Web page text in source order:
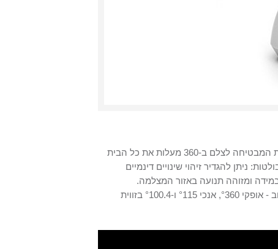
ה-Xiaomi Mi Home Security Camera 360° היא מצלמת אבטחה פנורמית המבטיחה לצלם ב-360 מעלות את כל הבית
ניתן להגדיר זיהוי שינויים דינמיים
ומזוהה תנועה באזור המצלמה.
הרזולוציה עומדת על 360X720 פיקסלים וכוללת מנוע דואלי בעל יכול סיבוב - אופקי °360, אנכי °115 ו-°100.4 בזווית